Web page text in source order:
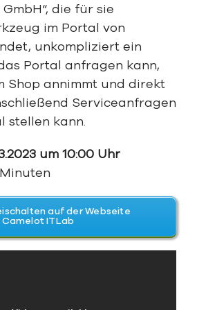
die für sie
im Portal von
unkompliziert ein
Portal anfragen kann,
Shop annimmt und direkt
Serviceanfragen
stellen kann.
um 10:00 Uhr
auf der Webseite
ITLab